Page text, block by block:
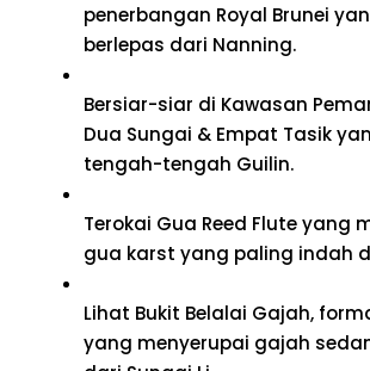
penerbangan Royal Brunei
berlepas dari Nanning.
Bersiar-siar di Kawasan
Dua Sungai & Empat Tasik
tengah-tengah Guilin.
Terokai Gua Reed Flute yang
gua karst yang paling indah
Lihat Bukit Belalai Gajah,
yang menyerupai gajah